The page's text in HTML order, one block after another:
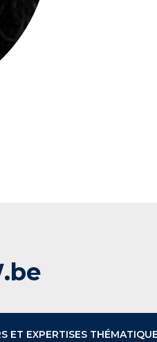
ET EXPERTISES